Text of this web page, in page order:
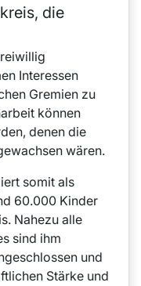
die
Interessen
Gremien zu
können
denen die
wären.
somit als
60.000 Kinder
Nahezu alle
sind ihm
und
Stärke und